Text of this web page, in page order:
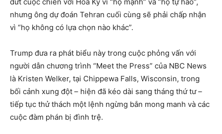
nhưng ông dự đoán Tehran cuối cùng sẽ phải chấp nhận
vì “họ không có lựa chọn nào khác”.
Trump đưa ra phát biểu này trong cuộc phỏng vấn với
người dẫn chương trình “Meet the Press” của NBC News
là Kristen Welker, tại Chippewa Falls, Wisconsin, trong
bối cảnh xung đột – hiện đã kéo dài sang tháng thứ tư –
tiếp tục thử thách một lệnh ngừng bắn mong manh và các
cuộc đàm phán bị đình trệ.